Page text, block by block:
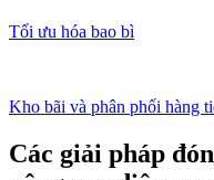
Tối ưu hóa bao bì
Kho bãi và phân phối hàng
Các giải pháp